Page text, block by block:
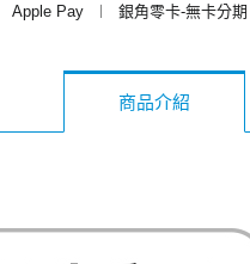
Apple Pay ︱ 銀角零卡-無卡分期
商品介紹